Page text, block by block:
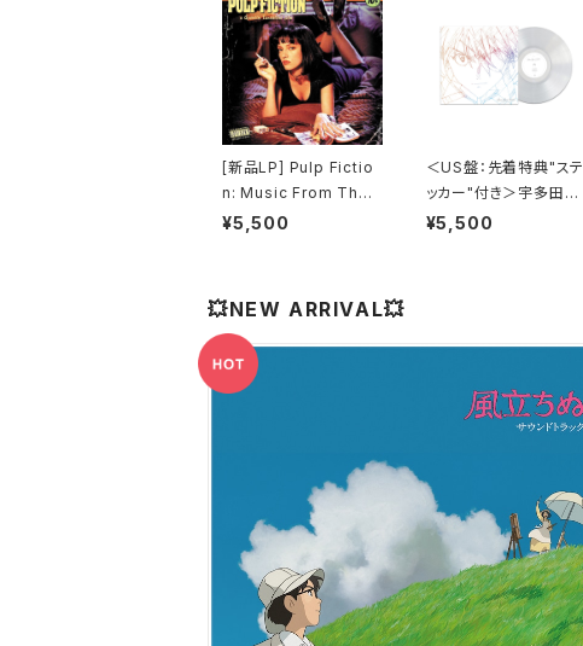
[新品LP] Pulp Fictio
n: Music From The
Motion Picture (180
¥5,500
＜US盤：先着特典"ステ
ッカー"付き＞宇多田ヒ
カル - One Last Kiss
¥5,500
💥NEW ARRIVAL💥